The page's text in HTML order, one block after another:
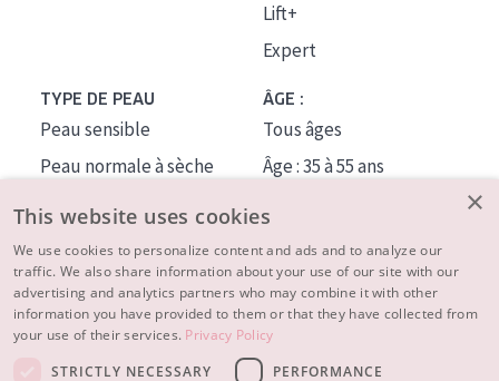
Lift+
Expert
TYPE DE PEAU
Peau sensible
Peau normale à sèche
Peau mixte ou grasse
Peau mature
Peau ménopausée
ÂGE :
Tous âges
Âge : 35 à 55 ans
À PROPOS
CONSEILS BEAUTÉ
×
This website uses cookies
We use cookies to personalize content and ads and to analyze our
traffic. We also share information about your use of our site with our
advertising and analytics partners who may combine it with other
information you have provided to them or that they have collected from
your use of their services. Privacy Policy
STRICTLY NECESSARY
PERFORMANCE